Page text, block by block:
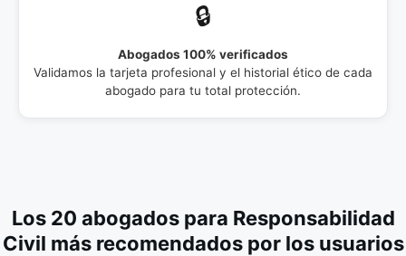
🔒
Abogados 100% verificados
Validamos la tarjeta profesional y el historial ético de cada
abogado para tu total protección.
Los 20 abogados para Responsabilidad
Civil más recomendados por los usuarios